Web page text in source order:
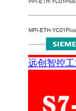
远创智控